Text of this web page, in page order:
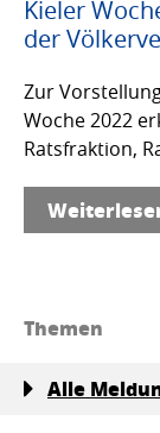
Kieler
der
Zur
Woche 2022
Ratsfraktion,
Themen
Alle